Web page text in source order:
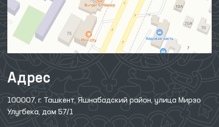
Адрес
100007, г. Ташкент, Яшнабадский район, улица Мирзо
Улугбека, дом 57/1